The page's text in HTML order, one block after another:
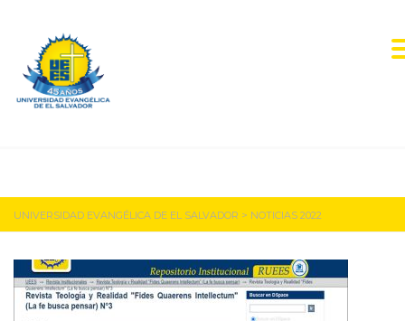
UNIVERSIDAD EVANGÉLICA DE EL SALVADOR > NOTICIAS 2022